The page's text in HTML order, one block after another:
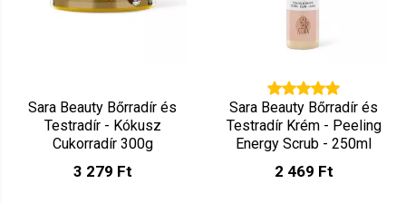
Sara Beauty Bőrradír és
Testradír - Kókusz
Cukorradír 300g
3 279 Ft
Sara Beauty Bőrradír és
Testradír Krém - Peeling
Energy Scrub - 250ml
2 469 Ft